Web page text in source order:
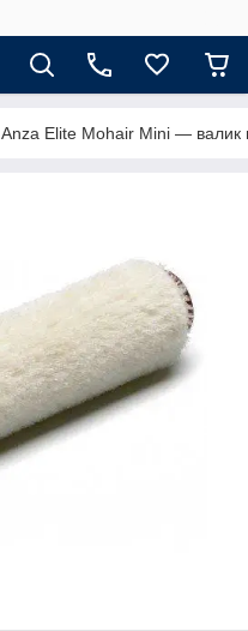
Anza Elite Mohair Mini — валик